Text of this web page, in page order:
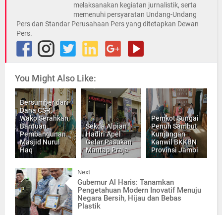
melaksanakan kegiatan jurnalistik, serta
memenuhi persyaratan Undang-Undang
Pers dan Standar Perusahaan Pers yang ditetapkan Dewan
Pers.
You Might Also Like:
Bersumber dari
Dana CSR,
Wako Serahkan
Bantuan
Pembangunan
Masjid Nurul
Haq
Sekda Alpian
Hadiri Apel
Gelar Pasukan
Mantap Praja
Pemkot Sungai
Penuh Sambut
Kunjungan
Kanwil BKKBN
Provinsi Jambi
Next
Gubernur Al Haris: Tanamkan
Pengetahuan Modern Inovatif Menuju
Negara Bersih, Hijau dan Bebas
Plastik